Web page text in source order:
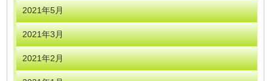
2021年5月
2021年3月
2021年2月